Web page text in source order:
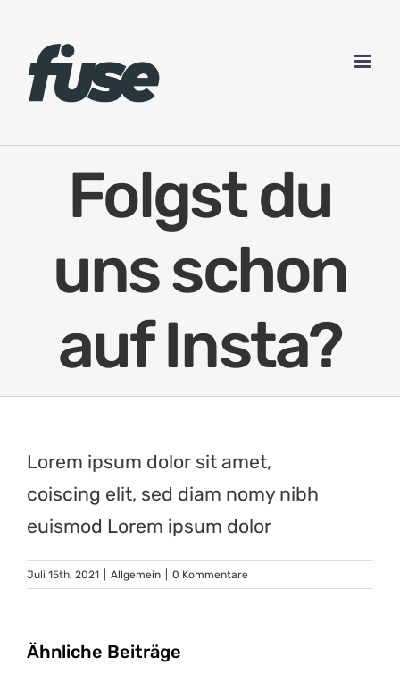
Inhalt
springen
Folgst du
uns schon
auf Insta?
Lorem ipsum dolor sit amet,
coiscing elit, sed diam nomy nibh
euismod Lorem ipsum dolor
Juli 15th, 2021 Allgemein 0 Kommentare
Ähnliche Beiträge